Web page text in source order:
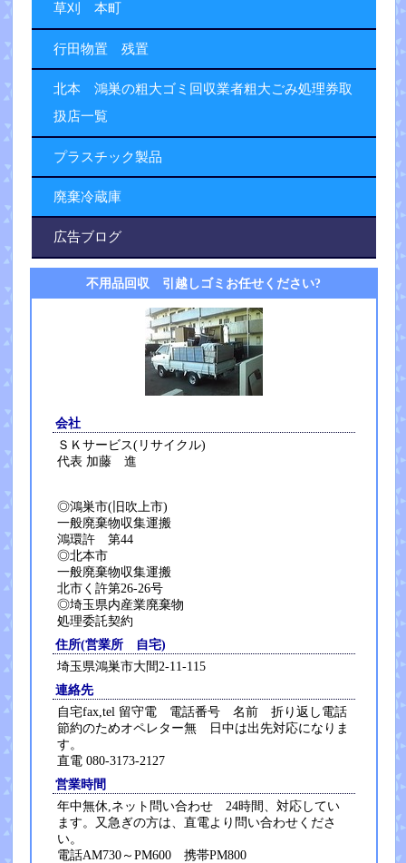
草刈 本町
行田物置 残置
北本 鴻巣の粗大ゴミ回収業者粗大ごみ処理券取
扱店一覧
プラスチック製品
廃棄冷蔵庫
広告ブログ
不用品回収 引越しゴミお任せください?
会社
ＳＫサービス(リサイクル)
代表 加藤 進
◎鴻巣市(旧吹上市)
一般廃棄物収集運搬
鴻環許 第44
◎北本市
一般廃棄物収集運搬
北市く許第26-26号
◎埼玉県内産業廃棄物
処理委託契約
住所(営業所 自宅)
埼玉県鴻巣市大間2-11-115
連絡先
自宅fax,tel 留守電 電話番号 名前 折り返し電話
節約のためオペレター無 日中は出先対応になりま
す。
直電 080-3173-2127
営業時間
年中無休,ネット問い合わせ 24時間、対応してい
ます。又急ぎの方は、直電より問い合わせくださ
い。
電話AM730～PM600 携帯PM800